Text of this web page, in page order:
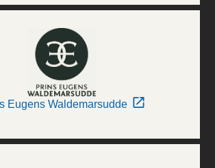
Eugens Waldemarsudde